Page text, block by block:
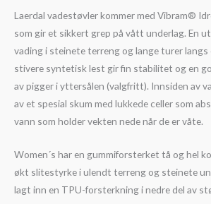
Laerdal vadestøvler kommer med Vibram®
som gir et sikkert grep på vått underlag. En
vading i steinete terreng og lange turer langs
stivere syntetisk lest gir fin stabilitet og en
av pigger i yttersålen (valgfritt). Innsiden av
av et spesial skum med lukkede celler som
vann som holder vekten nede når de er våte.
Women´s har en gummiforsterket tå og hel
økt slitestyrke i ulendt terreng og steinete
lagt inn en TPU-forsterkning i nedre del av